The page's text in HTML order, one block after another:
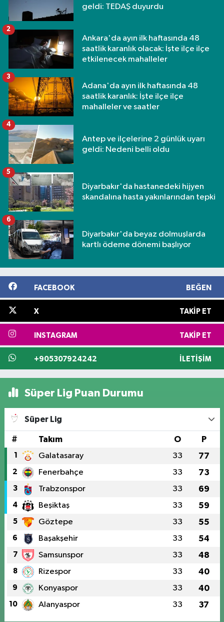
geldi: TEDAŞ duyurdu
Ankara'da ayın ilk haftasında 48
saatlik karanlık olacak: İşte ilçe ilçe
etkilenecek mahalleler
2
Adana'da ayın ilk haftasında 48
saatlik karanlık: İşte ilçe ilçe
mahalleler ve saatler
3
Antep ve ilçelerine 2 günlük uyarı
geldi: Nedeni belli oldu
4
Diyarbakır'da hastanedeki hijyen
skandalına hasta yakınlarından tepki
5
Diyarbakır'da beyaz dolmuşlarda
kartlı ödeme dönemi başlıyor
6
FACEBOOK BEĞEN
X TAKIP ET
INSTAGRAM TAKIP ET
+905307924242 İLETIŞIM
Süper Lig Puan Durumu
Süper Lig
# Takım O P
1 Galatasaray 33 77
2 Fenerbahçe 33 73
3 Trabzonspor 33 69
4 Beşiktaş 33 59
5 Göztepe 33 55
6 Başakşehir 33 54
7 Samsunspor 33 48
8 Rizespor 33 40
9 Konyaspor 33 40
10 Alanyaspor 33 37